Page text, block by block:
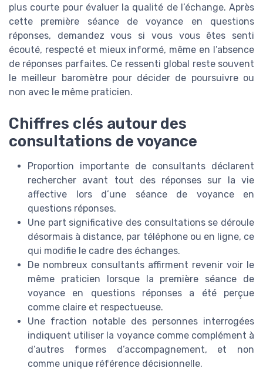
plus courte pour évaluer la qualité de l’échange. Après
cette première séance de voyance en questions
réponses, demandez vous si vous vous êtes senti
écouté, respecté et mieux informé, même en l’absence
de réponses parfaites. Ce ressenti global reste souvent
le meilleur baromètre pour décider de poursuivre ou
non avec le même praticien.
Chiffres clés autour des
consultations de voyance
Proportion importante de consultants déclarent
rechercher avant tout des réponses sur la vie
affective lors d’une séance de voyance en
questions réponses.
Une part significative des consultations se déroule
désormais à distance, par téléphone ou en ligne, ce
qui modifie le cadre des échanges.
De nombreux consultants affirment revenir voir le
même praticien lorsque la première séance de
voyance en questions réponses a été perçue
comme claire et respectueuse.
Une fraction notable des personnes interrogées
indiquent utiliser la voyance comme complément à
d’autres formes d’accompagnement, et non
comme unique référence décisionnelle.